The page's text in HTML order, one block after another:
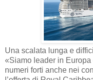
Una scalata lunga e
«Siamo leader in
numeri forti anche nei